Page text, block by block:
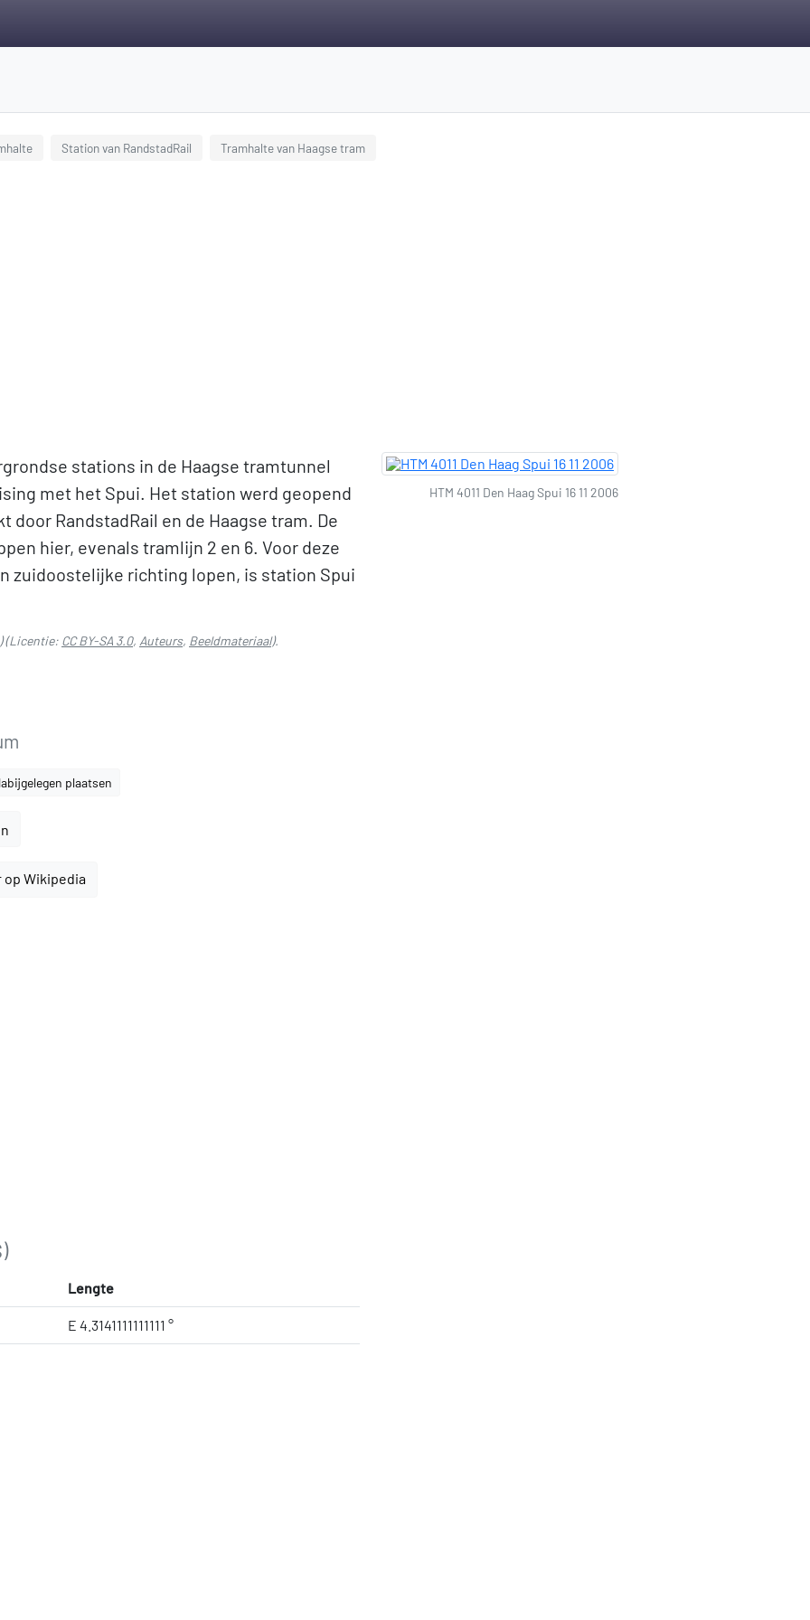
Station van RandstadRail Tramhalte van Haagse tram
stations in de Haagse tramtunnel
met het Spui. Het station werd geopend
door RandstadRail en de Haagse tram. De
hier, evenals tramlijn 2 en 6. Voor deze
zuidoostelijke richting lopen, is station Spui
(Licentie: CC BY-SA 3.0, Auteurs, Beeldmateriaal).
plaatsen
op Wikipedia
Lengte
E 4.3141111111111 °
HTM 4011 Den Haag Spui 16 11 2006